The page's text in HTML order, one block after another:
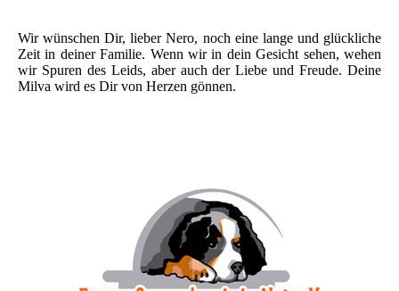
Wir wünschen Dir, lieber Nero, noch eine lange und glückliche
Zeit in deiner Familie. Wenn wir in dein Gesicht sehen, wehen
wir Spuren des Leids, aber auch der Liebe und Freude. Deine
Milva wird es Dir von Herzen gönnen.